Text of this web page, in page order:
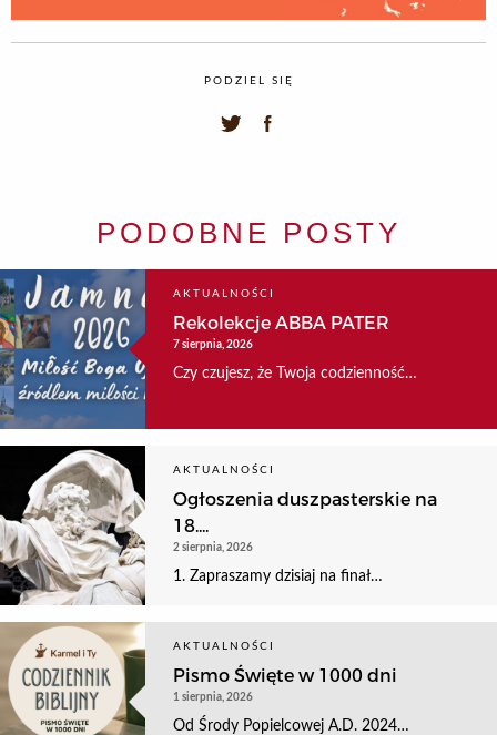
PODZIEL SIĘ
PODOBNE POSTY
AKTUALNOŚCI
Rekolekcje ABBA PATER
7 sierpnia, 2026
Czy czujesz, że Twoja codzienność…
AKTUALNOŚCI
Ogłoszenia duszpasterskie na
18....
2 sierpnia, 2026
1. Zapraszamy dzisiaj na finał…
AKTUALNOŚCI
Pismo Święte w 1000 dni
1 sierpnia, 2026
Od Środy Popielcowej A.D. 2024…